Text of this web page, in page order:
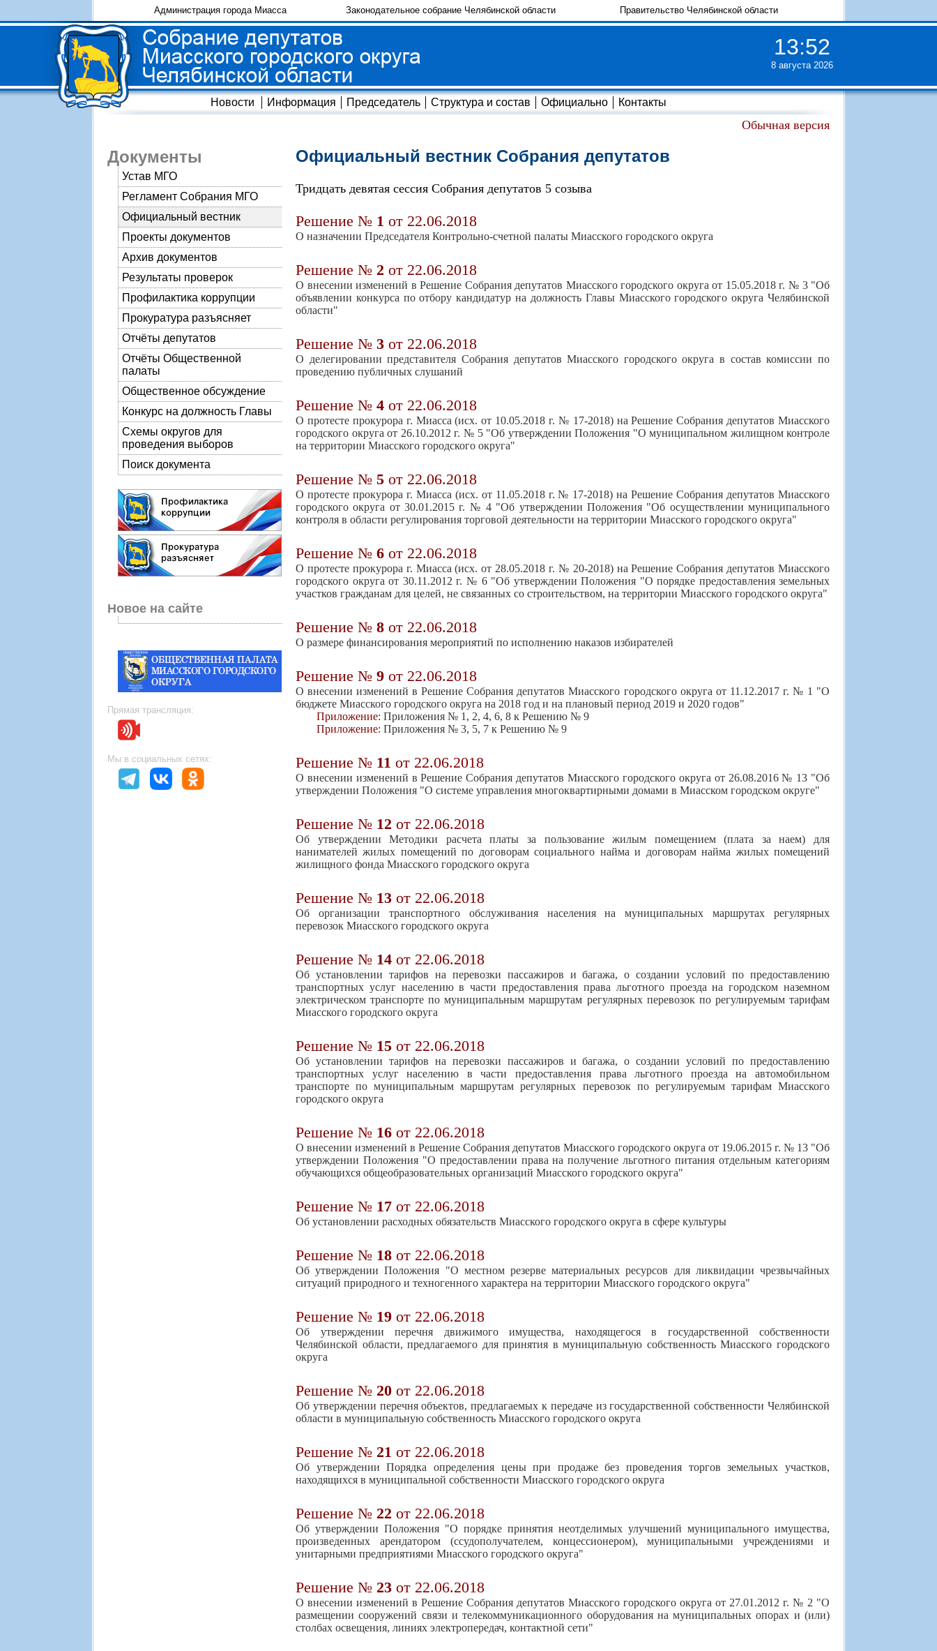
Администрация города Миасса Законодательное собрание Челябинской области Правительство Челябинской области
13:52
8 августа 2026
Новости Информация Председатель Структура и состав Официально Контакты
Обычная версия
Документы
Устав МГО
Регламент Собрания МГО
Официальный вестник
Проекты документов
Архив документов
Результаты проверок
Профилактика коррупции
Прокуратура разъясняет
Отчёты депутатов
Отчёты Общественной
палаты
Общественное обсуждение
Конкурс на должность Главы
Схемы округов для
проведения выборов
Поиск документа
Новое на сайте
Прямая трансляция:
Мы в социальных сетях:
Официальный вестник Собрания депутатов
Тридцать девятая сессия Собрания депутатов 5 созыва
Решение № 1 от 22.06.2018
О назначении Председателя Контрольно-счетной палаты Миасского городского округа
Решение № 2 от 22.06.2018
О внесении изменений в Решение Собрания депутатов Миасского городского округа от 15.05.2018 г. № 3 "Об
объявлении конкурса по отбору кандидатур на должность Главы Миасского городского округа Челябинской
области"
Решение № 3 от 22.06.2018
О делегировании представителя Собрания депутатов Миасского городского округа в состав комиссии по
проведению публичных слушаний
Решение № 4 от 22.06.2018
О протесте прокурора г. Миасса (исх. от 10.05.2018 г. № 17-2018) на Решение Собрания депутатов Миасского
городского округа от 26.10.2012 г. № 5 "Об утверждении Положения "О муниципальном жилищном контроле
на территории Миасского городского округа"
Решение № 5 от 22.06.2018
О протесте прокурора г. Миасса (исх. от 11.05.2018 г. № 17-2018) на Решение Собрания депутатов Миасского
городского округа от 30.01.2015 г. № 4 "Об утверждении Положения "Об осуществлении муниципального
контроля в области регулирования торговой деятельности на территории Миасского городского округа"
Решение № 6 от 22.06.2018
О протесте прокурора г. Миасса (исх. от 28.05.2018 г. № 20-2018) на Решение Собрания депутатов Миасского
городского округа от 30.11.2012 г. № 6 "Об утверждении Положения "О порядке предоставления земельных
участков гражданам для целей, не связанных со строительством, на территории Миасского городского округа"
Решение № 8 от 22.06.2018
О размере финансирования мероприятий по исполнению наказов избирателей
Решение № 9 от 22.06.2018
О внесении изменений в Решение Собрания депутатов Миасского городского округа от 11.12.2017 г. № 1 "О
бюджете Миасского городского округа на 2018 год и на плановый период 2019 и 2020 годов"
Приложение: Приложения № 1, 2, 4, 6, 8 к Решению № 9
Приложение: Приложения № 3, 5, 7 к Решению № 9
Решение № 11 от 22.06.2018
О внесении изменений в Решение Собрания депутатов Миасского городского округа от 26.08.2016 № 13 "Об
утверждении Положения "О системе управления многоквартирными домами в Миасском городском округе"
Решение № 12 от 22.06.2018
Об утверждении Методики расчета платы за пользование жилым помещением (плата за наем) для
нанимателей жилых помещений по договорам социального найма и договорам найма жилых помещений
жилищного фонда Миасского городского округа
Решение № 13 от 22.06.2018
Об организации транспортного обслуживания населения на муниципальных маршрутах регулярных
перевозок Миасского городского округа
Решение № 14 от 22.06.2018
Об установлении тарифов на перевозки пассажиров и багажа, о создании условий по предоставлению
транспортных услуг населению в части предоставления права льготного проезда на городском наземном
электрическом транспорте по муниципальным маршрутам регулярных перевозок по регулируемым тарифам
Миасского городского округа
Решение № 15 от 22.06.2018
Об установлении тарифов на перевозки пассажиров и багажа, о создании условий по предоставлению
транспортных услуг населению в части предоставления права льготного проезда на автомобильном
транспорте по муниципальным маршрутам регулярных перевозок по регулируемым тарифам Миасского
городского округа
Решение № 16 от 22.06.2018
О внесении изменений в Решение Собрания депутатов Миасского городского округа от 19.06.2015 г. № 13 "Об
утверждении Положения "О предоставлении права на получение льготного питания отдельным категориям
обучающихся общеобразовательных организаций Миасского городского округа"
Решение № 17 от 22.06.2018
Об установлении расходных обязательств Миасского городского округа в сфере культуры
Решение № 18 от 22.06.2018
Об утверждении Положения "О местном резерве материальных ресурсов для ликвидации чрезвычайных
ситуаций природного и техногенного характера на территории Миасского городского округа"
Решение № 19 от 22.06.2018
Об утверждении перечня движимого имущества, находящегося в государственной собственности
Челябинской области, предлагаемого для принятия в муниципальную собственность Миасского городского
округа
Решение № 20 от 22.06.2018
Об утверждении перечня объектов, предлагаемых к передаче из государственной собственности Челябинской
области в муниципальную собственность Миасского городского округа
Решение № 21 от 22.06.2018
Об утверждении Порядка определения цены при продаже без проведения торгов земельных участков,
находящихся в муниципальной собственности Миасского городского округа
Решение № 22 от 22.06.2018
Об утверждении Положения "О порядке принятия неотделимых улучшений муниципального имущества,
произведенных арендатором (ссудополучателем, концессионером), муниципальными учреждениями и
унитарными предприятиями Миасского городского округа"
Решение № 23 от 22.06.2018
О внесении изменений в Решение Собрания депутатов Миасского городского округа от 27.01.2012 г. № 2 "О
размещении сооружений связи и телекоммуникационного оборудования на муниципальных опорах и (или)
столбах освещения, линиях электропередач, контактной сети"